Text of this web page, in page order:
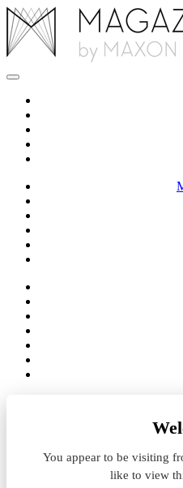
You appear to be visiting
like to view
Pruszków
Panattoni Park Pruszków